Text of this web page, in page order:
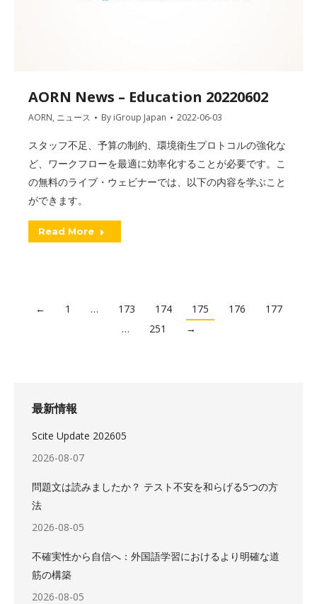
AORN News – Education 20220602
AORN, ニュース By iGroup Japan 2022-06-03
スタッフ不足、予算の制約、環境衛生プロトコルの強化な
ど、ワークフローを最適に効率化することが必要です。こ
の無料のライブ・ウェビナーでは、以下の内容を学ぶこと
ができます。
Read More
← 1 … 173 174 175 176
177
…
251 →
最新情報
Scite Update 202605
2026-08-07
問題文は読みましたか？ テスト不安を和らげる5つの方
法
2026-08-05
不確実性から自信へ：外国語学習におけるより明確な道
筋の構築
2026-08-05